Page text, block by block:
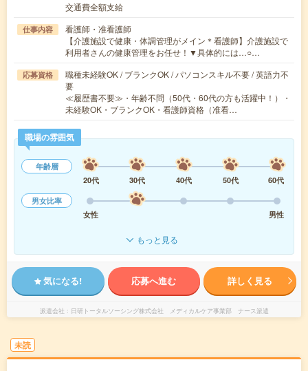
交通費全額支給
仕事内容
看護師・准看護師
【介護施設で健康・体調管理がメイン＊看護師】介護施設で
利用者さんの健康管理をお任せ！▼具体的には…○…
応募資格
職種未経験OK / ブランクOK / パソコンスキル不要 / 英語力不
要
≪履歴書不要≫・年齢不問（50代・60代の方も活躍中！）・
未経験OK・ブランクOK・看護師資格（准看…
職場の雰囲気
年齢層
20代
30代 40代 50代
60代
男女比率
女性
男性
もっと見る
気になる! 応募へ進む 詳しく見る
派遣会社 日研トータルソーシング株式会社 メディカルケア事業部 ナース派遣
未読